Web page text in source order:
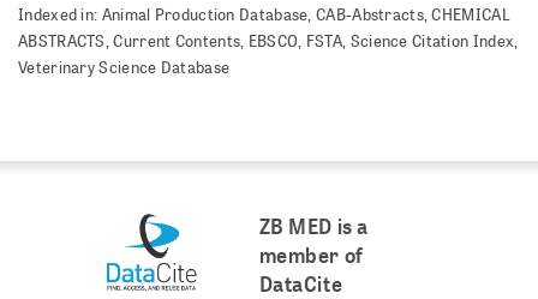
Indexed in: Animal Production Database, CAB-Abstracts, CHEMICAL
ABSTRACTS, Current Contents, EBSCO, FSTA, Science Citation Index,
Veterinary Science Database
ZB MED is a
member of
DataCite